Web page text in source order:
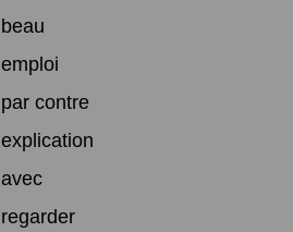
beau
emploi
par contre
explication
avec
regarder